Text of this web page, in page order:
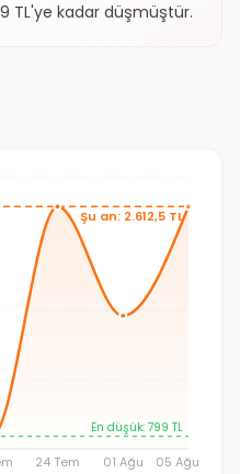
TL'ye kadar düşmüştür.
24 Tem 01 Ağu 05 Ağu
Şu an: 2.612,5 TL
En düşük: 799 TL